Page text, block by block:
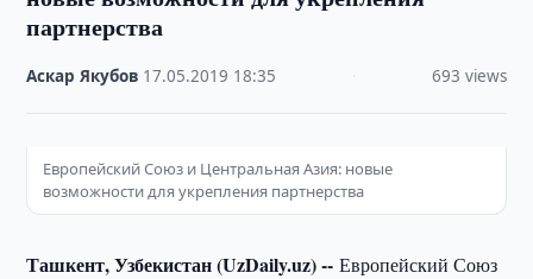
партнерства
Аскар Якубов 17.05.2019 18:35 693 views
Европейский Союз и Центральная Азия: новые
возможности для укрепления партнерства
Ташкент, Узбекистан (UzDaily.uz) --Европейский Союз